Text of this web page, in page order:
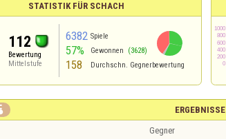
STATISTIK FÜR SCHACH
112
Bewertung
Mittelstufe
6382 Spiele
57% Gewonnen (3628)
158 Durchschn. Gegnerbewertung
ERGEBNISSE
Gegner